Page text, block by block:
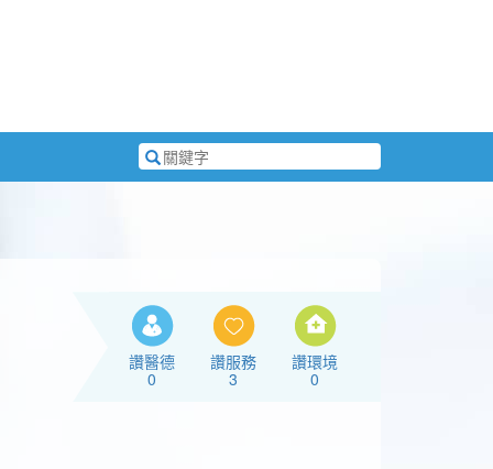
搜
尋
讚醫德
0
讚服務
3
讚環境
0